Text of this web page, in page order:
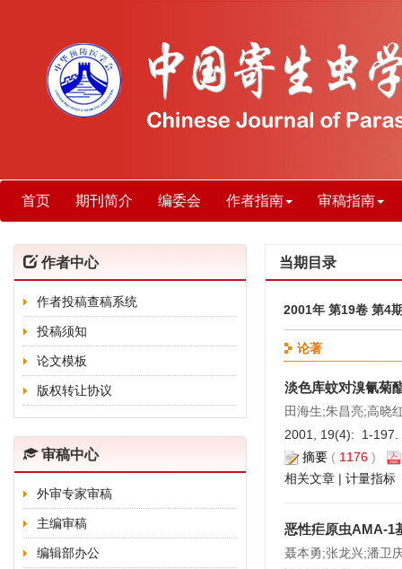
首页 期刊简介 编委会 作者指南 审稿指南
作者中心
作者投稿查稿系统
投稿须知
论文模板
版权转让协议
审稿中心
外审专家审稿
主编审稿
编辑部办公
当期目录
2001年 第19卷 第4
论著
淡色库蚊对溴氰菊
田海生;朱昌亮;高晓
2001, 19(4): 1-197.
摘要 ( 1176 )
相关文章 | 计量指标
恶性疟原虫AMA-1
聂本勇;张龙兴;潘卫